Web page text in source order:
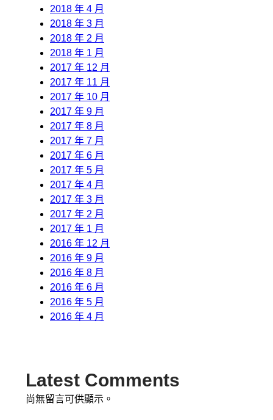
2018 年 4 月
2018 年 3 月
2018 年 2 月
2018 年 1 月
2017 年 12 月
2017 年 11 月
2017 年 10 月
2017 年 9 月
2017 年 8 月
2017 年 7 月
2017 年 6 月
2017 年 5 月
2017 年 4 月
2017 年 3 月
2017 年 2 月
2017 年 1 月
2016 年 12 月
2016 年 9 月
2016 年 8 月
2016 年 6 月
2016 年 5 月
2016 年 4 月
Latest Comments
尚無留言可供顯示。